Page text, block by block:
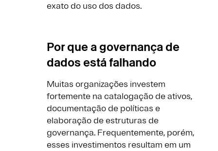
exato do uso dos dados.
Por que a governança de
dados está falhando
Muitas organizações investem
fortemente na catalogação de ativos,
documentação de políticas e
elaboração de estruturas de
governança. Frequentemente, porém,
esses investimentos resultam em um